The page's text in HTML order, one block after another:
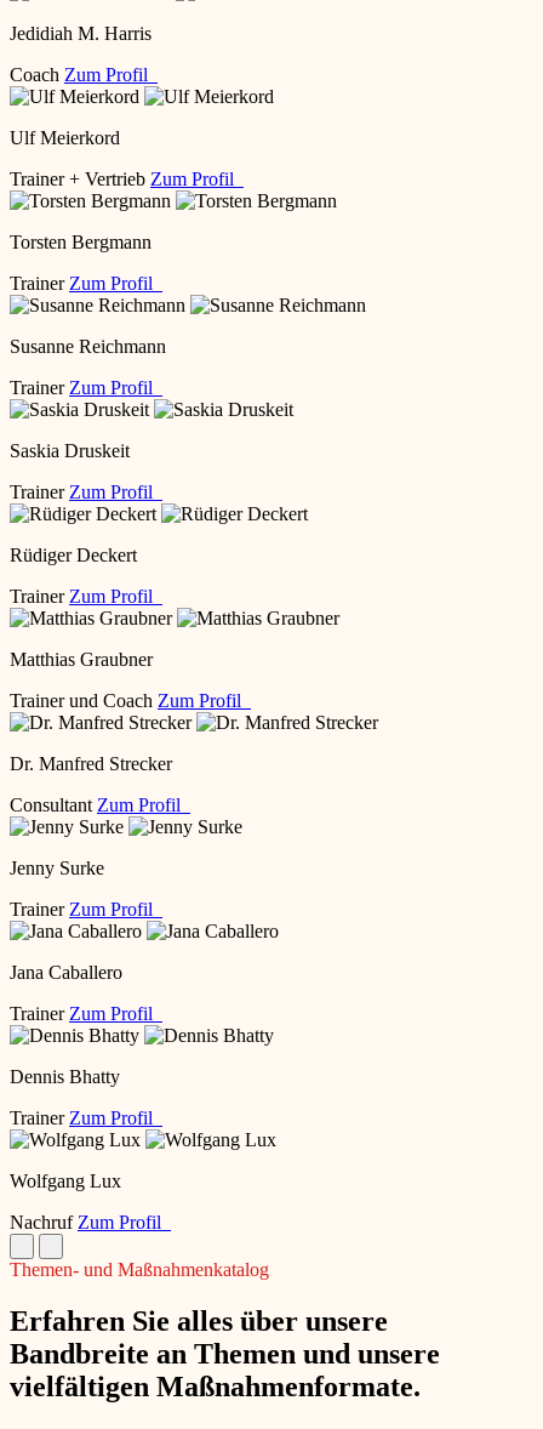
Jedidiah M. Harris
Coach Zum Profil
Ulf Meierkord
Trainer + Vertrieb Zum Profil
Torsten Bergmann
Trainer Zum Profil
Susanne Reichmann
Trainer Zum Profil
Saskia Druskeit
Trainer Zum Profil
Rüdiger Deckert
Trainer Zum Profil
Matthias Graubner
Trainer und Coach Zum Profil
Dr. Manfred Strecker
Consultant Zum Profil
Jenny Surke
Trainer Zum Profil
Jana Caballero
Trainer Zum Profil
Dennis Bhatty
Trainer Zum Profil
Wolfgang Lux
Nachruf Zum Profil
Themen- und Maßnahmenkatalog
Erfahren Sie alles über unsere
Bandbreite an Themen und unsere
vielfältigen Maßnahmenformate.